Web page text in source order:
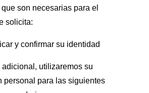
son necesarias para el
solicita:
y confirmar su identidad
adicional, utilizaremos su
personal para las siguientes